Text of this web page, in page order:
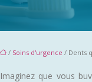
/ Soins d'urgence / Dents
Imaginez que vous